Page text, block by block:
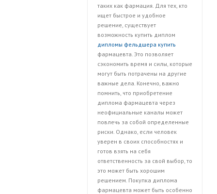
таких как фармация. Для тех, кто
ищет быстрое и удобное
решение, существует
возможность купить диплом
дипломы фельдшера купить
фармацевта. Это позволяет
сэкономить время и силы, которые
могут быть потрачены на другие
важные дела. Конечно, важно
помнить, что приобретение
диплома фармацевта через
неофициальные каналы может
повлечь за собой определенные
риски. Однако, если человек
уверен в своих способностях и
готов взять на себя
ответственность за свой выбор, то
это может быть хорошим
решением. Покупка диплома
фармацевта может быть особенно